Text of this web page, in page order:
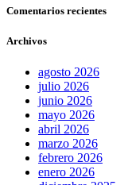
Comentarios recientes
Archivos
agosto 2026
julio 2026
junio 2026
mayo 2026
abril 2026
marzo 2026
febrero 2026
enero 2026